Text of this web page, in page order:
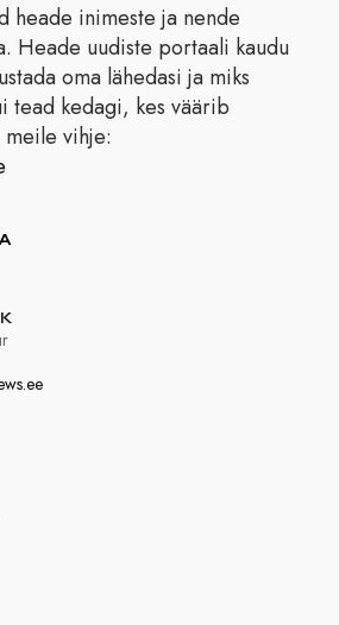
heade inimeste ja nende
Heade uudiste portaali kaudu
oma lähedasi ja miks
tead kedagi, kes väärib
meile vihje: